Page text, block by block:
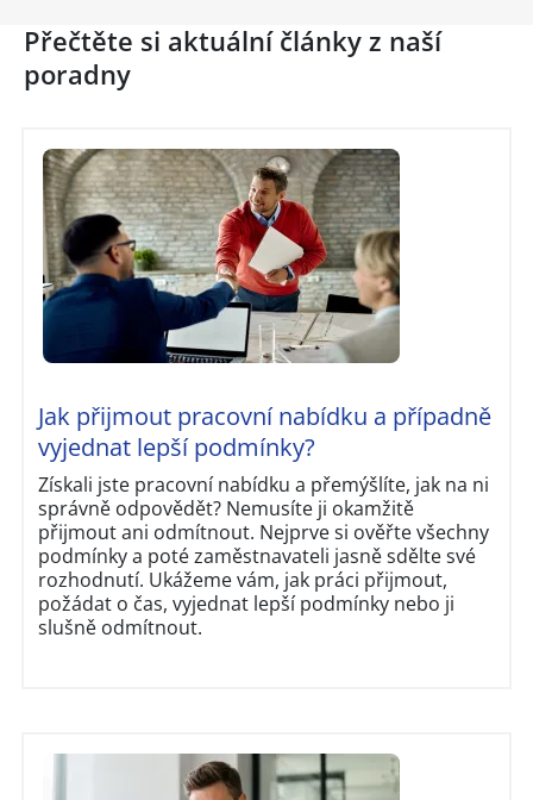
Přečtěte si aktuální články z naší
poradny
Jak přijmout pracovní nabídku a případně
vyjednat lepší podmínky?
Získali jste pracovní nabídku a přemýšlíte, jak na ni
správně odpovědět? Nemusíte ji okamžitě
přijmout ani odmítnout. Nejprve si ověřte všechny
podmínky a poté zaměstnavateli jasně sdělte své
rozhodnutí. Ukážeme vám, jak práci přijmout,
požádat o čas, vyjednat lepší podmínky nebo ji
slušně odmítnout.